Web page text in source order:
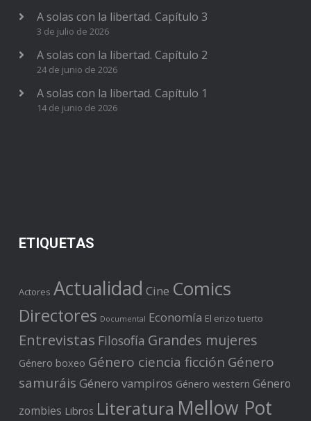
A solas con la libertad. Capítulo 3
3 de julio de 2026
A solas con la libertad. Capítulo 2
24 de junio de 2026
A solas con la libertad. Capítulo 1
14 de junio de 2026
ETIQUETAS
Actores Actualidad Cine Comics
Directores Documental Economía El erizo tuerto
Entrevistas Filosofía Grandes mujeres
Género boxeo Género ciencia ficción Género
samuráis Género vampiros Género western Género
zombies Libros Literatura Mellow Pot